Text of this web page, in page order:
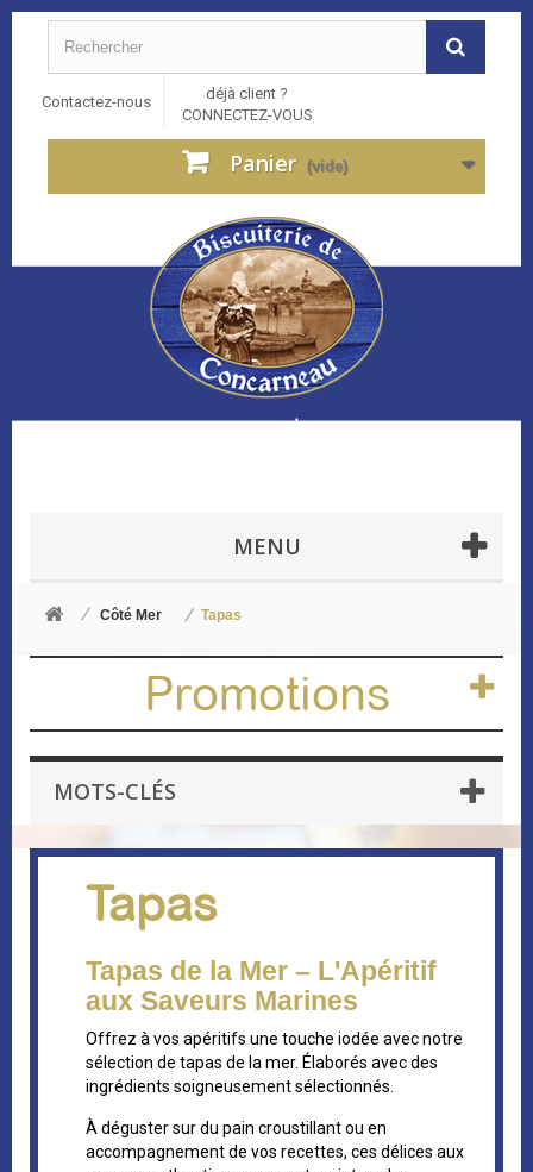
Contactez-nous
déjà client ?
CONNECTEZ-VOUS
Panier (vide)
MENU
Côté Mer Tapas
Promotions
MOTS-CLÉS
Tapas
Tapas de la Mer – L'Apéritif
aux Saveurs Marines
Offrez à vos apéritifs une touche iodée avec notre
sélection de tapas de la mer. Élaborés avec des
ingrédients soigneusement sélectionnés.
À déguster sur du pain croustillant ou en
accompagnement de vos recettes, ces délices aux